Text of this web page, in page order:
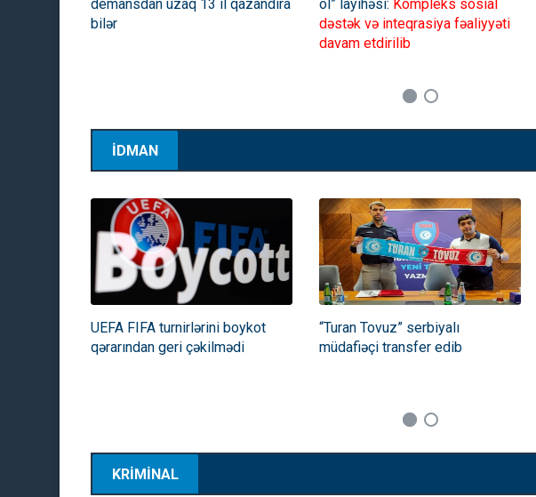
Həbs edilən vəkilin yeznəsi məhkəmə sədridir
demansdan uzaq 13 il qazandıra
bilər
ol” layihəsi: Kompleks sosial
dəstək və inteqrasiya fəaliyyəti
davam etdirilib
İDMAN
UEFA FIFA turnirlərini boykot
qərarından geri çəkilmədi
“Turan Tovuz” serbiyalı
müdafiəçi transfer edib
KRİMİNAL